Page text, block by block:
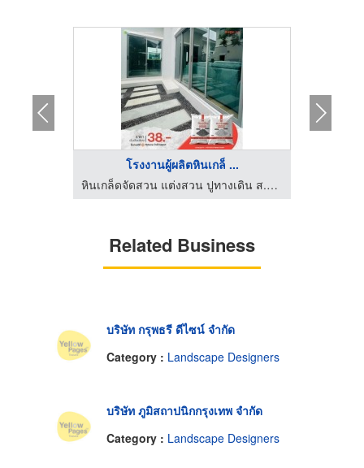
โรงงานผู้ผลิตหินเกล็ ...
หินเกล็ดจัดสวน แต่งสวน ปูทางเดิน ส.อรุณคอนกรีต ปทุมธานี
Related Business
บริษัท กรุพธรี ดีไซน์ จำกัด
Category : Landscape Designers
บริษัท ภูมิสถาปนิกกรุงเทพ จำกัด
Category : Landscape Designers